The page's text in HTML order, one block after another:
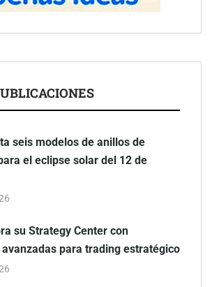
seis modelos de anillos de
el eclipse solar del 12 de
su Strategy Center con
para trading estratégico